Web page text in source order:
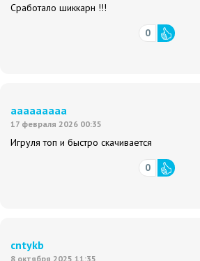
Сработало шиккарн !!!
0
ааааааааа
17 февраля 2026 00:35
Игруля топ и быстро скачивается
0
cntykb
8 октября 2025 11:35